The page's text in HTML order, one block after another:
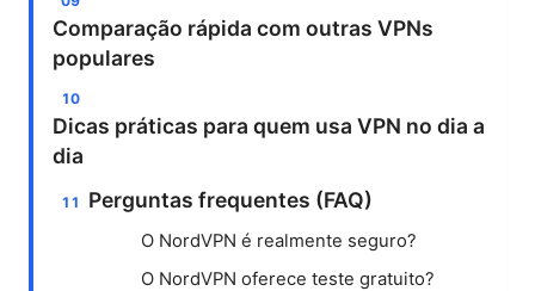
Comparação rápida com outras VPNs
populares
Dicas práticas para quem usa VPN no dia a
dia
Perguntas frequentes (FAQ)
O NordVPN é realmente seguro?
O NordVPN oferece teste gratuito?